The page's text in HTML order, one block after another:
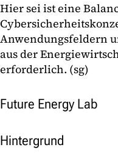
Hier sei ist eine
Anwendungsfeldern
aus der
erforderlich. (sg)
Future Energy Lab
Hintergrund